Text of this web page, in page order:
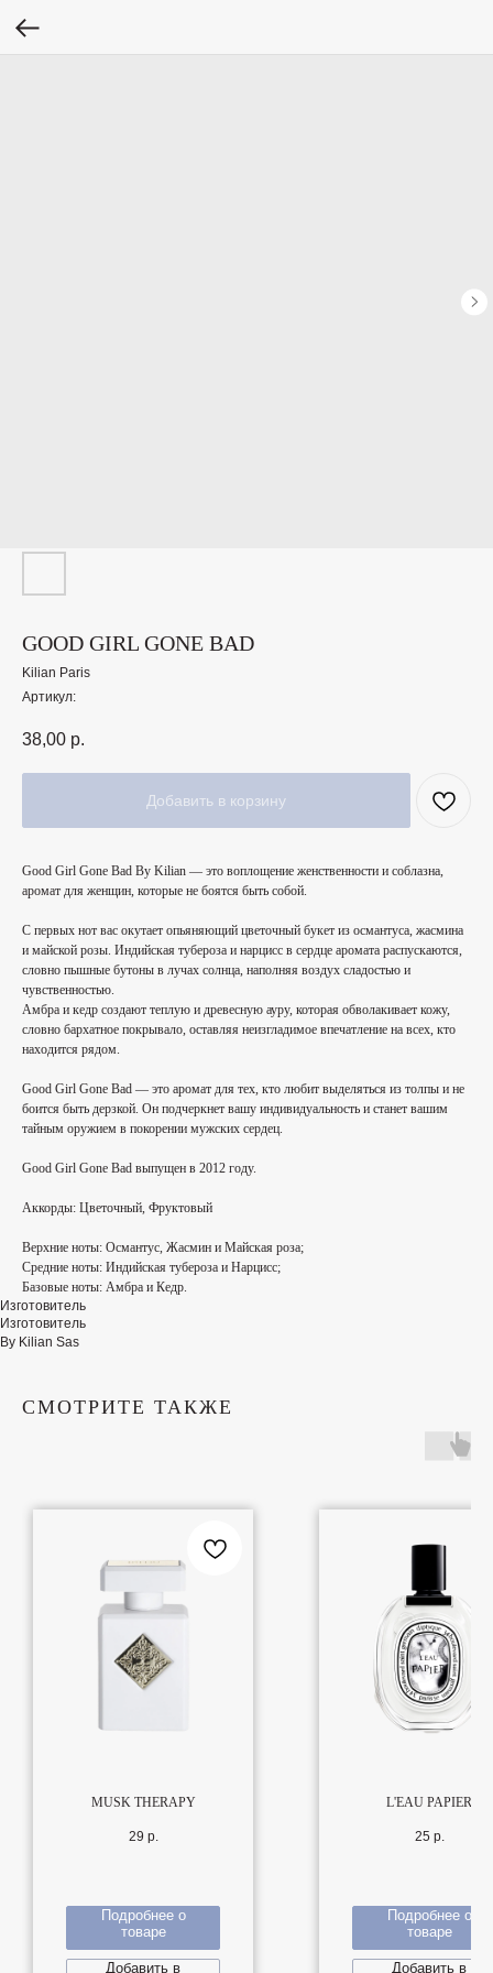
GOOD GIRL GONE BAD
Kilian Paris
Артикул:
38,00 р.
Добавить в корзину
Good Girl Gone Bad By Kilian — это воплощение женственности и соблазна,
аромат для женщин, которые не боятся быть собой.
С первых нот вас окутает опьяняющий цветочный букет из османтуса, жасмина
и майской розы. Индийская тубероза и нарцисс в сердце аромата распускаются,
словно пышные бутоны в лучах солнца, наполняя воздух сладостью и
чувственностью.
Амбра и кедр создают теплую и древесную ауру, которая обволакивает кожу,
словно бархатное покрывало, оставляя неизгладимое впечатление на всех, кто
находится рядом.
Good Girl Gone Bad — это аромат для тех, кто любит выделяться из толпы и не
боится быть дерзкой. Он подчеркнет вашу индивидуальность и станет вашим
тайным оружием в покорении мужских сердец.
Good Girl Gone Bad выпущен в 2012 году.
Аккорды: Цветочный, Фруктовый
Верхние ноты: Османтус, Жасмин и Майская роза;
Средние ноты: Индийская тубероза и Нарцисс;
Базовые ноты: Амбра и Кедр.
Изготовитель
Изготовитель
By Kilian Sas
СМОТРИТЕ ТАКЖЕ
MUSK THERAPY
29 р.
Подробнее о
товаре
Добавить в
L'EAU PAPIER
25 р.
Подробнее о
товаре
Добавить в